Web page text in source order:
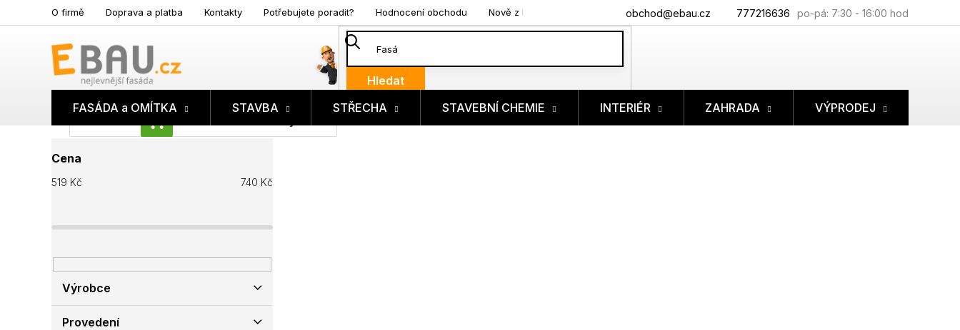
na
777216636
obchod@ebau.cz
O firmě Doprava a platba Kontakty Potřebujete poradit? Hodnocení obchodu Nově z blogu
Hledat
NÁKUPNÍ
FASÁDA a OMÍTKA STAVBA STŘECHA STAVEBNÍ CHEMIE INTERIÉR ZAHRADA VÝPRODEJ
o
s
a
n
í
a
Cena
519 Kč 740 Kč
Výrobce
Provedení